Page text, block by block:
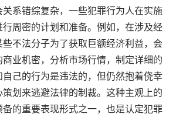
系错综复杂，一些犯罪行为人在实施
周密的计划和准备。例如，在涉及经
不法分子为了获取巨额经济利益，会
业机密，分析市场行情，制定详细的
己的行为是违法的，但仍然抱着侥幸
划来逃避法律的制裁。这种主观上的
的重要表现形式之一，也是认定犯罪